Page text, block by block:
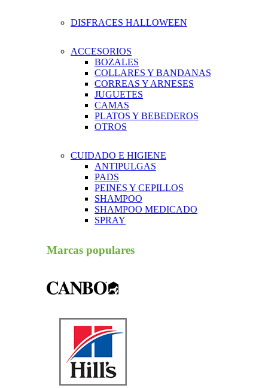
DISFRACES HALLOWEEN
ACCESORIOS
BOZALES
COLLARES Y BANDANAS
CORREAS Y ARNESES
JUGUETES
CAMAS
PLATOS Y BEBEDEROS
OTROS
CUIDADO E HIGIENE
ANTIPULGAS
PADS
PEINES Y CEPILLOS
SHAMPOO
SHAMPOO MEDICADO
SPRAY
Marcas populares